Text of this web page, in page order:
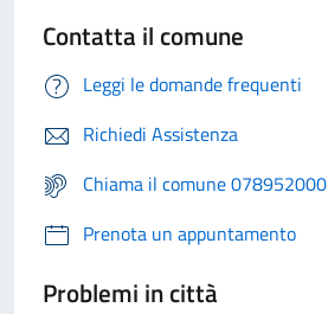
Contatta il comune
Leggi le domande frequenti
Richiedi Assistenza
Chiama il comune 078952000
Prenota un appuntamento
Problemi in città